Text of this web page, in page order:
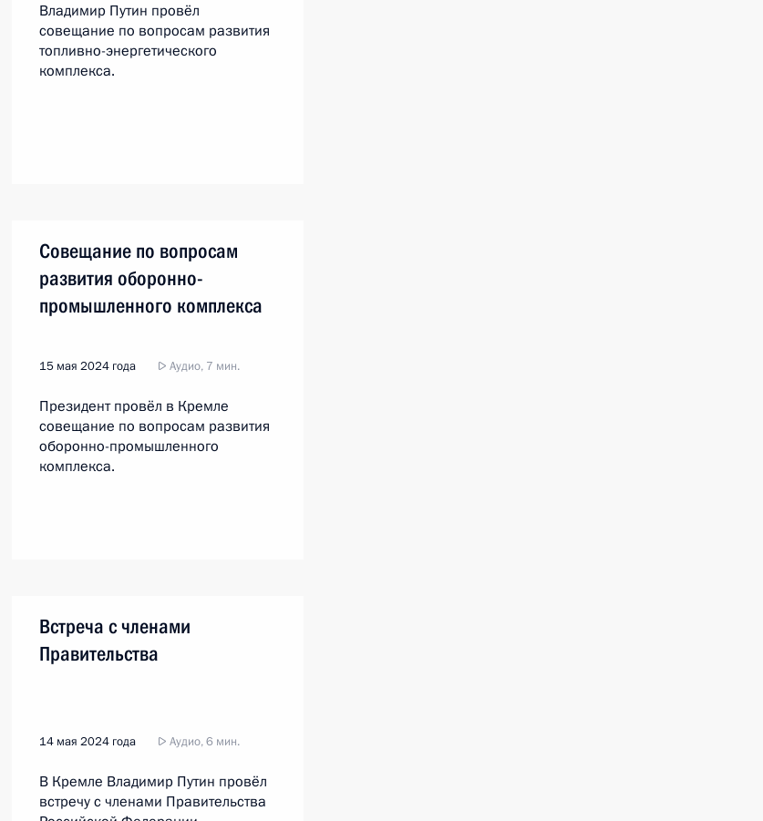
Владимир Путин провёл
совещание по вопросам развития
топливно-энергетического
комплекса.
Совещание по вопросам
развития оборонно-
промышленного комплекса
15 мая 2024 года Аудио, 7 мин.
Президент провёл в Кремле
совещание по вопросам развития
оборонно-промышленного
комплекса.
Встреча с членами
Правительства
14 мая 2024 года Аудио, 6 мин.
В Кремле Владимир Путин провёл
встречу с членами Правительства